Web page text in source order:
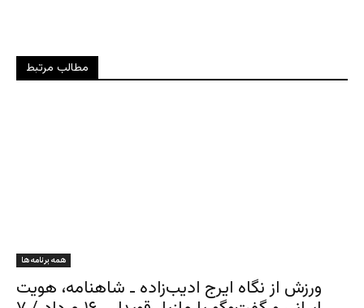
مطالب مرتبط
همه برنامه ها
ورزش از نگاه ایرج ادیب‌زاده ـ شاهنامه، هویت